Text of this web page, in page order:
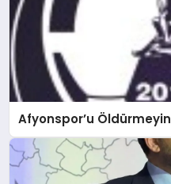
Afyonspor’u Öldürmeyin